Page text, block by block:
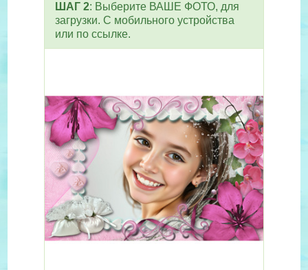
ШАГ 2: Выберите ВАШЕ ФОТО, для
загрузки. С мобильного устройства
или по ссылке.